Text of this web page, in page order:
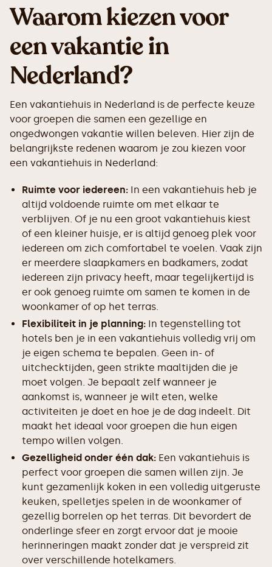
Waarom kiezen voor
een vakantie in
Nederland?
Een vakantiehuis in Nederland is de perfecte keuze
voor groepen die samen een gezellige en
ongedwongen vakantie willen beleven. Hier zijn de
belangrijkste redenen waarom je zou kiezen voor
een vakantiehuis in Nederland:
Ruimte voor iedereen: In een vakantiehuis heb je
altijd voldoende ruimte om met elkaar te
verblijven. Of je nu een groot vakantiehuis kiest
of een kleiner huisje, er is altijd genoeg plek voor
iedereen om zich comfortabel te voelen. Vaak zijn
er meerdere slaapkamers en badkamers, zodat
iedereen zijn privacy heeft, maar tegelijkertijd is
er ook genoeg ruimte om samen te komen in de
woonkamer of op het terras.
Flexibiliteit in je planning: In tegenstelling tot
hotels ben je in een vakantiehuis volledig vrij om
je eigen schema te bepalen. Geen in- of
uitchecktijden, geen strikte maaltijden die je
moet volgen. Je bepaalt zelf wanneer je
aankomst is, wanneer je wilt eten, welke
activiteiten je doet en hoe je de dag indeelt. Dit
maakt het ideaal voor groepen die hun eigen
tempo willen volgen.
Gezelligheid onder één dak: Een vakantiehuis is
perfect voor groepen die samen willen zijn. Je
kunt gezamenlijk koken in een volledig uitgeruste
keuken, spelletjes spelen in de woonkamer of
gezellig borrelen op het terras. Dit bevordert de
onderlinge sfeer en zorgt ervoor dat je mooie
herinneringen maakt zonder dat je verspreid zit
over verschillende hotelkamers.